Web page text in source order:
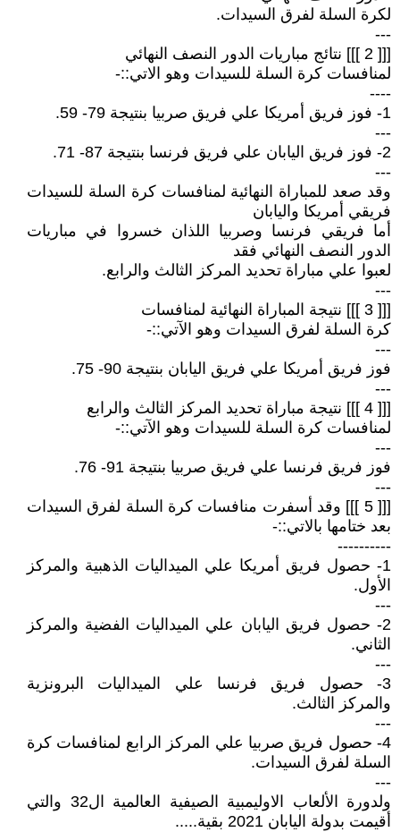
لكرة السلة لفرق السيدات.
---
[[[ 2 ]]] نتائج مباريات الدور النصف النهائي
لمنافسات كرة السلة للسيدات وهو الاتي::-
----
1- فوز فريق أمريكا علي فريق صربيا بنتيجة 79- 59.
---
2- فوز فريق اليابان علي فريق فرنسا بنتيجة 87- 71.
---
وقد صعد للمباراة النهائية لمنافسات كرة السلة للسيدات
فريقي أمريكا واليابان
أما فريقي فرنسا وصربيا اللذان خسروا في مباريات
الدور النصف النهائي فقد
لعبوا علي مباراة تحديد المركز الثالث والرابع.
---
[[[ 3 ]]] نتيجة المباراة النهائية لمنافسات
كرة السلة لفرق السيدات وهو الآتي::-
---
فوز فريق أمريكا علي فريق اليابان بنتيجة 90- 75.
---
[[[ 4 ]]] نتيجة مباراة تحديد المركز الثالث والرابع
لمنافسات كرة السلة للسيدات وهو الآتي::-
---
فوز فريق فرنسا علي فريق صربيا بنتيجة 91- 76.
---
[[[ 5 ]]] وقد أسفرت منافسات كرة السلة لفرق السيدات
بعد ختامها بالاتي::-
----------
1- حصول فريق أمريكا علي الميداليات الذهبية والمركز
الأول.
---
2- حصول فريق اليابان علي الميداليات الفضية والمركز
الثاني.
---
3- حصول فريق فرنسا علي الميداليات البرونزية
والمركز الثالث.
---
4- حصول فريق صربيا علي المركز الرابع لمنافسات كرة
السلة لفرق السيدات.
---
ولدورة الألعاب الاوليمبية الصيفية العالمية ال32 والتي
أقيمت بدولة اليابان 2021 بقية.....